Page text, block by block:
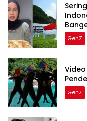
GenZ
GenZ